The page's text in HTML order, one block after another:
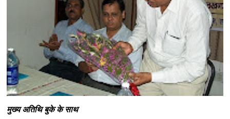
मुख्य अतिथि बुके के साथ